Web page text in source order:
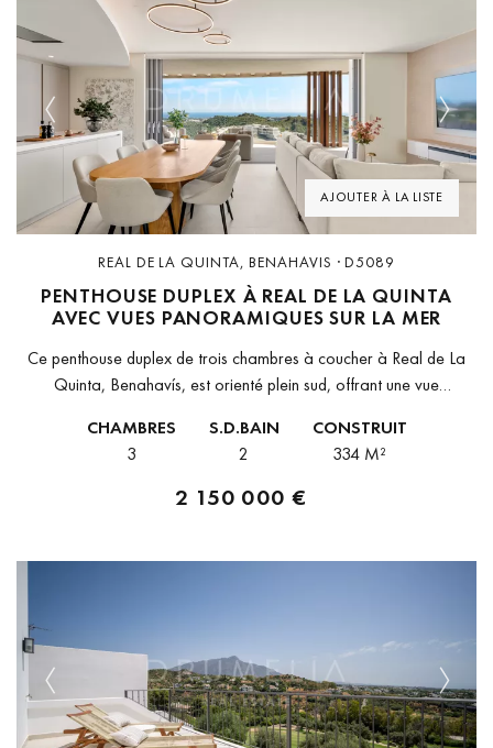
AJOUTER À LA LISTE
Previous Next
REAL DE LA QUINTA, BENAHAVIS · D5089
PENTHOUSE DUPLEX À REAL DE LA QUINTA
AVEC VUES PANORAMIQUES SUR LA MER
Ce penthouse duplex de trois chambres à coucher à Real de La
Quinta, Benahavís, est orienté plein sud, offrant une vue
CHAMBRES
3
S.D.BAIN
2
CONSTRUIT
334 M²
2 150 000 €
Previous Next